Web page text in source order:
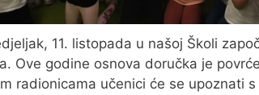
11. listopada u našoj Školi
Ove godine osnova doručka je
radionicama učenici će se upoznati